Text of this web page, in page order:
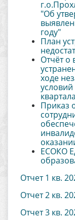
"Об
году"
План
Отчёт о
ходе
условий
Приказ
ЕСОКО
Отчет 1 кв.
Отчет 2 кв.
Отчет 3 кв.